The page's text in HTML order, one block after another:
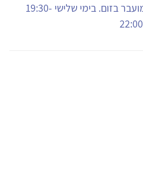
פתיחה 3.11.26. הקורס מועבר בזום. בימי שלישי 19:30-
22:00